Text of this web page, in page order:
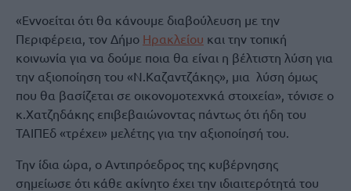
«Εννοείται ότι θα κάνουμε διαβούλευση με την
Περιφέρεια, τον Δήμο Ηρακλείου και την τοπική
κοινωνία για να δούμε ποια θα είναι η βέλτιστη λύση για
την αξιοποίηση του «Ν.Καζαντζάκης», μια λύση όμως
που θα βασίζεται σε οικονομοτεχνκά στοιχεία», τόνισε ο
κ.Χατζηδάκης επιβεβαιώνοντας πάντως ότι ήδη του
ΤΑΙΠΕδ «τρέχει» μελέτης για την αξιοποίησή του.
Την ίδια ώρα, ο Αντιπρόεδρος της κυβέρνησης
σημείωσε ότι κάθε ακίνητο έχει την ιδιαιτερότητά του